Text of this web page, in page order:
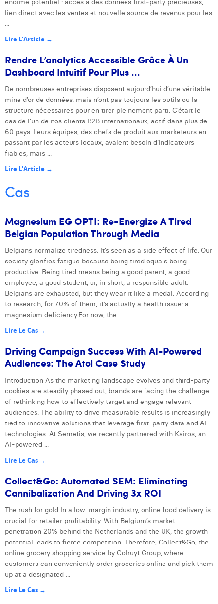
énorme potentiel : accès à des données first‑party précieuses,
lien direct avec les ventes et nouvelle source de revenus pour les
...
Lire L'Article →
Rendre L’analytics Accessible Grâce À Un
Dashboard Intuitif Pour Plus ...
De nombreuses entreprises disposent aujourd’hui d’une véritable
mine d’or de données, mais n’ont pas toujours les outils ou la
structure nécessaires pour en tirer pleinement parti. C’était le
cas de l’un de nos clients B2B internationaux, actif dans plus de
60 pays. Leurs équipes, des chefs de produit aux marketeurs en
passant par les acteurs locaux, avaient besoin d’indicateurs
fiables, mais ...
Lire L'Article →
Cas
Magnesium EG OPTI: Re-Energize A Tired
Belgian Population Through Media
Belgians normalize tiredness. It’s seen as a side effect of life. Our
society glorifies fatigue because being tired equals being
productive. Being tired means being a good parent, a good
employee, a good student, or, in short, a responsible adult.
Belgians are exhausted, but they wear it like a medal. According
to research, for 70% of them, it’s actually a health issue: a
magnesium deficiency.For now, the ...
Lire Le Cas →
Driving Campaign Success With AI-Powered
Audiences: The Atol Case Study
Introduction As the marketing landscape evolves and third-party
cookies are steadily phased out, brands are facing the challenge
of rethinking how to effectively target and engage relevant
audiences. The ability to drive measurable results is increasingly
tied to innovative solutions that leverage first-party data and AI
technologies. At Semetis, we recently partnered with Kairos, an
AI-powered ...
Lire Le Cas →
Collect&Go: Automated SEM: Eliminating
Cannibalization And Driving 3x ROI
The rush for gold In a low-margin industry, online food delivery is
crucial for retailer profitability. With Belgium’s market
penetration 20% behind the Netherlands and the UK, the growth
potential leads to fierce competition. Therefore, Collect&Go, the
online grocery shopping service by Colruyt Group, where
customers can conveniently order groceries online and pick them
up at a designated ...
Lire Le Cas →
Next